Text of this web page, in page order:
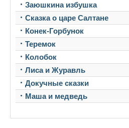
Заюшкина избушка
Сказка о царе Салтане
Конек-Горбунок
Теремок
Колобок
Лиса и Журавль
Докучные сказки
Маша и медведь